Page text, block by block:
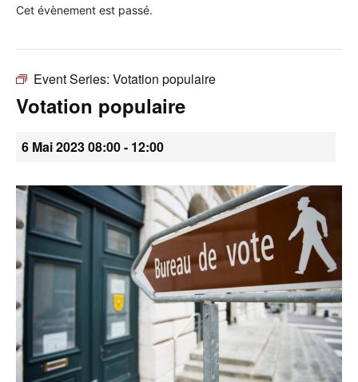
Laconnex
Canton
Genève
Cet évènement est passé.
Event Series: Votation populaire
Votation populaire
6 Mai 2023 08:00- 12:00